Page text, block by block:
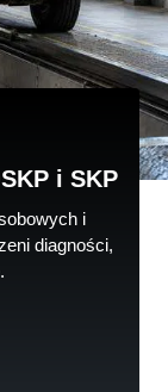
i SKP
i
diagności,